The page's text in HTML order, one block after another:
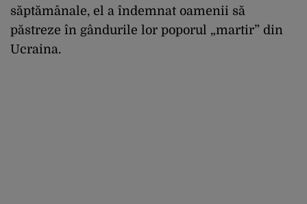
săptămânale, el a îndemnat oamenii să
păstreze în gândurile lor poporul „martir” din
Ucraina.